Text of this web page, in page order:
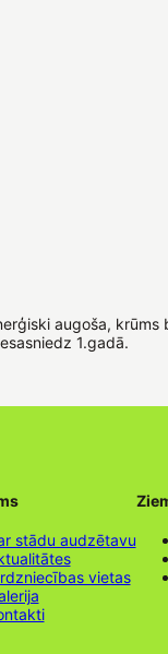
augoša,
1.gadā.
stādu audzētavu
vietas